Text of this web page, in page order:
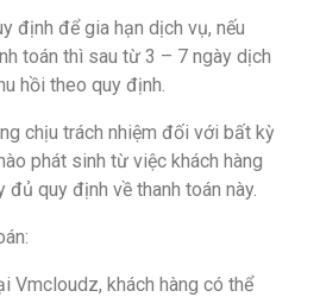
định để gia hạn dịch vụ, nếu
toán thì sau từ 3 – 7 ngày dịch
hồi theo quy định.
chịu trách nhiệm đối với bất kỳ
phát sinh từ việc khách hàng
quy định về thanh toán này.
Vmcloudz, khách hàng có thể